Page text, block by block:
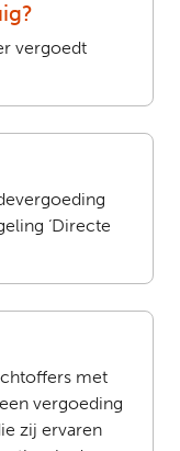
vergoedt
‘Directe
met
vergoeding
zij ervaren